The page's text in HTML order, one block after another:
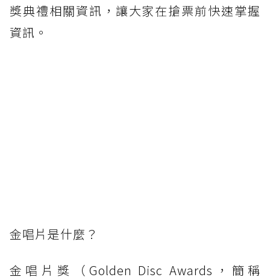
獎典禮相關資訊，讓大家在搶票前快速掌握
資訊。
金唱片是什麼？
金唱片獎（Golden Disc Awards，簡稱